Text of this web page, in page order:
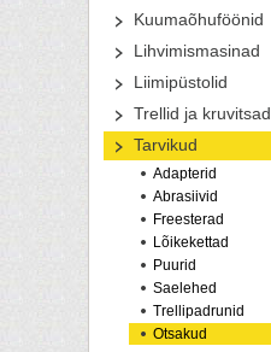
Kuumaõhuföönid
Lihvimismasinad
Liimipüstolid
Trellid ja kruvitsad
Tarvikud
Adapterid
Abrasiivid
Freesterad
Lõikekettad
Puurid
Saelehed
Trellipadrunid
Otsakud